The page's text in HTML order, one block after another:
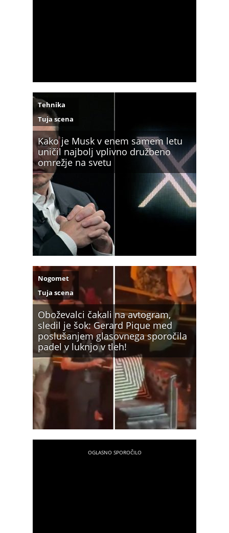
Kako je Musk v enem samem letu
uničil najbolj vplivno družbeno
omrežje na svetu
Tehnika
Tuja scena
Oboževalci čakali na avtogram,
sledil je šok: Gerard Pique med
poslušanjem glasovnega sporočila
padel v luknjo v tleh!
Nogomet
Tuja scena